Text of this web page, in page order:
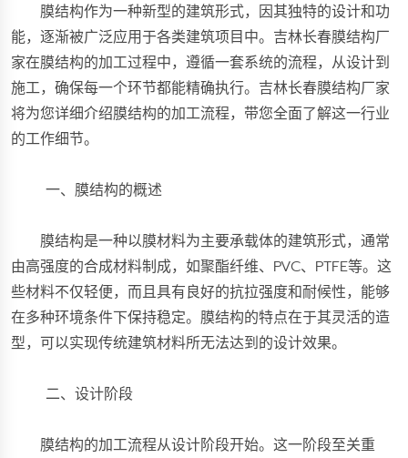
膜结构作为一种新型的建筑形式，因其独特的设计和功
能，逐渐被广泛应用于各类建筑项目中。吉林长春膜结构厂
家在膜结构的加工过程中，遵循一套系统的流程，从设计到
施工，确保每一个环节都能精确执行。吉林长春膜结构厂家
将为您详细介绍膜结构的加工流程，带您全面了解这一行业
的工作细节。
一、膜结构的概述
膜结构是一种以膜材料为主要承载体的建筑形式，通常
由高强度的合成材料制成，如聚酯纤维、PVC、PTFE等。这
些材料不仅轻便，而且具有良好的抗拉强度和耐候性，能够
在多种环境条件下保持稳定。膜结构的特点在于其灵活的造
型，可以实现传统建筑材料所无法达到的设计效果。
二、设计阶段
膜结构的加工流程从设计阶段开始。这一阶段至关重